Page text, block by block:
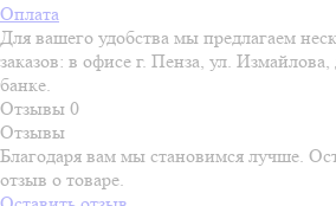
Оплата
Для вашего удобства мы предлагаем
заказов: в офисе г. Пенза, ул.
банке.
Отзывы 0
Отзывы
Благодаря вам мы становимся лучше.
отзыв о товаре.